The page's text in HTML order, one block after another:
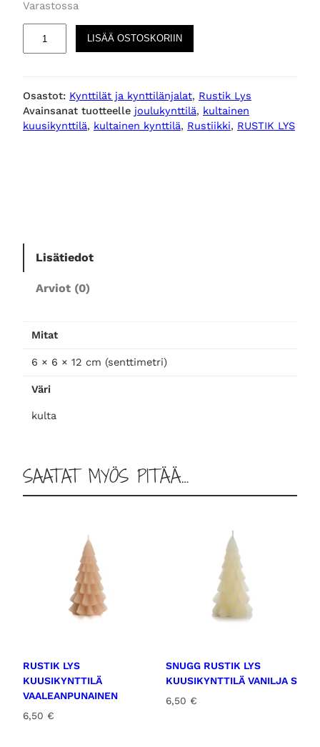
Varastossa
I
K
L
k
t
a
S
LISÄÄ OSTOSKORIIN
Osastot: Kynttilät ja kynttilänjalat, Rustik Lys
Avainsanat tuotteelle joulukynttilä, kultainen
kuusikynttilä, kultainen kynttilä, Rustiikki, RUSTIK LYS
Lisätiedot
Arviot (0)
Mitat
6 × 6 × 12 cm (senttimetri)
Väri
kulta
SAATAT MYÖS PITÄÄ…
RUSTIK LYS
KUUSIKYNTTILÄ
VAALEANPUNAINEN
6,50 €
SNUGG RUSTIK LYS
KUUSIKYNTTILÄ VANILJA S
6,50 €